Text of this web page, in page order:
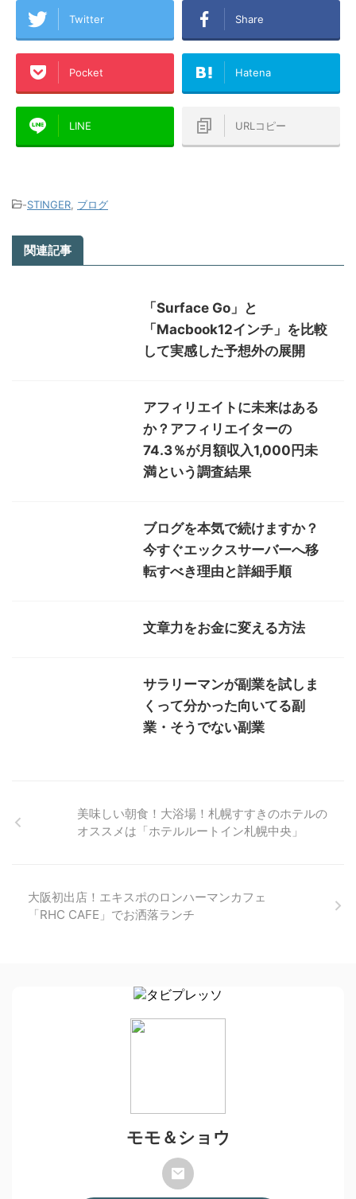
Twitter Share
Pocket Hatena
LINE URLコピー
-STINGER ブログ
関連記事
「Surface Go」と
「Macbook12インチ」を比較
して実感した予想外の展開
アフィリエイトに未来はある
か？アフィリエイターの
74.3％が月額収入1,000円未
満という調査結果
ブログを本気で続けますか？
今すぐエックスサーバーへ移
転すべき理由と詳細手順
文章力をお金に変える方法
サラリーマンが副業を試しま
くって分かった向いてる副
業・そうでない副業
美味しい朝食！大浴場！札幌すすきのホテルの
オススメは「ホテルルートイン札幌中央」
大阪初出店！エキスポのロンハーマンカフェ
「RHC CAFE」でお洒落ランチ
モモ＆ショウ